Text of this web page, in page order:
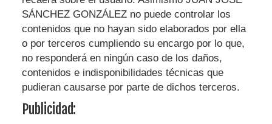
SÁNCHEZ GONZÁLEZ no puede controlar los
contenidos que no hayan sido elaborados por ella
o por terceros cumpliendo su encargo por lo que,
no responderá en ningún caso de los daños,
contenidos e indisponibilidades técnicas que
pudieran causarse por parte de dichos terceros.
Publicidad: